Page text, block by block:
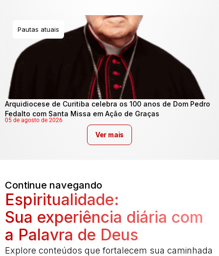
Pautas atuais
Arquidiocese de Curitiba celebra os 100 anos de Dom Pedro
Fedalto com Santa Missa em Ação de Graças
05 de agosto de 2026
Ver mais
Continue navegando
Espiritualidade:
Sua experiência diária com
a Palavra de Deus
Explore conteúdos que fortalecem sua caminhada